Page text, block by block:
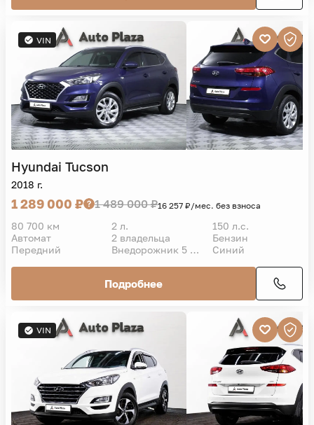
VIN
Hyundai Tucson
2018 г.
1 289 000 ₽ 1 489 000 ₽16 257 ₽/мес. без взноса
80 700 км 2 л.
150 л.с.
Автомат
2 владельца
Бензин
Передний
Внедорожник 5 дв. Синий
Подробнее
VIN